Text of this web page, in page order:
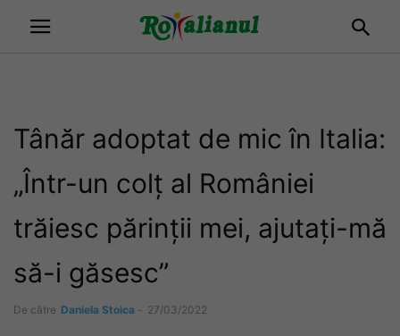
Tânăr adoptat de mic în Italia:
„Într-un colț al României
trăiesc părinții mei, ajutați-mă
să-i găsesc”
De către Daniela Stoica - 27/03/2022